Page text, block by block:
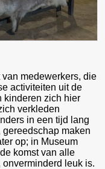
medewerkers, die
activiteiten uit de
kinderen zich hier
verkleden
in een tijd lang
maken
op; in Museum
komst van alle
leuk is.